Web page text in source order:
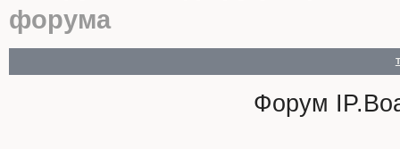
форума
Форум